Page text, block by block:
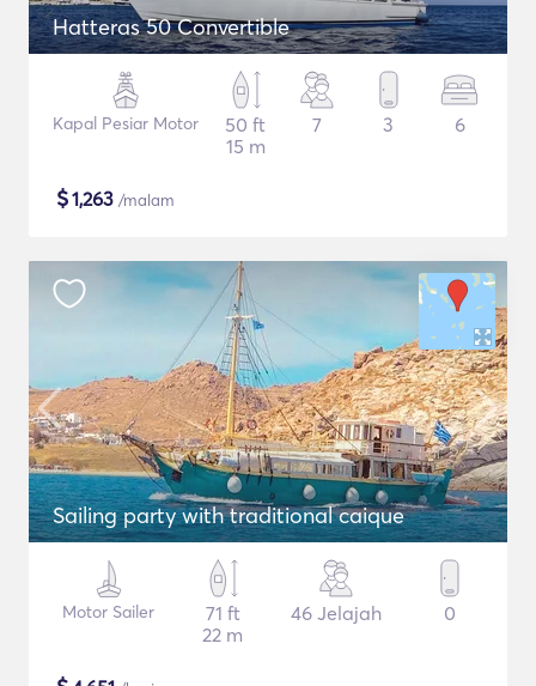
Hatteras 50 Convertible
Kapal Pesiar Motor
50 ft
15 m
7 3 6
$1,263 /malam
Sailing party with traditional caique
Motor Sailer
71 ft
22 m
46 Jelajah 0